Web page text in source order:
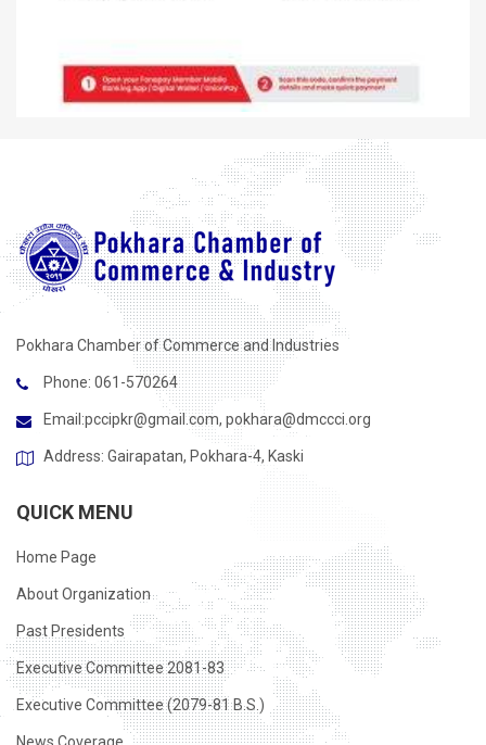
Pokhara Chamber of Commerce and Industries
Phone: 061-570264
Email:pccipkr@gmail.com, pokhara@dmccci.org
Address: Gairapatan, Pokhara-4, Kaski
QUICK MENU
Home Page
About Organization
Past Presidents
Executive Committee 2081-83
Executive Committee (2079-81 B.S.)